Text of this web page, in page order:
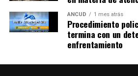
ANCUD 1 mes atrás
Procedimiento
termina con un
enfrentamiento